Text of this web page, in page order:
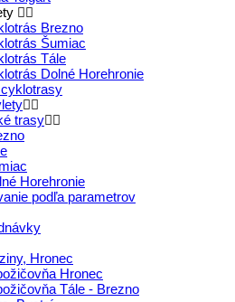
Brezno
Šumiac
Tále
Dolné Horehronie
trasy
Horehronie
podľa parametrov
Hronec
Hronec
Tále - Brezno